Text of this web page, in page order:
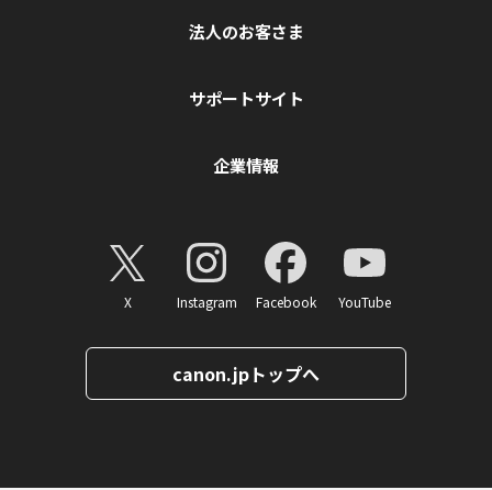
法人のお客さま
サポートサイト
企業情報
X Instagram Facebook YouTube
canon.jpトップへ